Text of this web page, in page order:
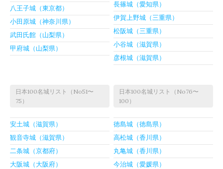
八王子城（東京都）
小田原城（神奈川県）
武田氏館（山梨県）
甲府城（山梨県）
長篠城（愛知県）
伊賀上野城（三重県）
松阪城（三重県）
小谷城（滋賀県）
彦根城（滋賀県）
日本100名城リスト（No51〜
75）
安土城（滋賀県）
観音寺城（滋賀県）
二条城（京都府）
大阪城（大阪府）
日本100名城リスト（No76〜
100）
徳島城（徳島県）
高松城（香川県）
丸亀城（香川県）
今治城（愛媛県）